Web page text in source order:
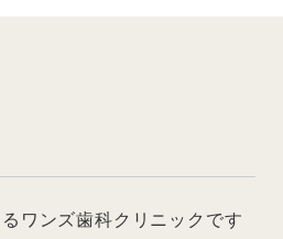
ワンズ歯科クリニックです